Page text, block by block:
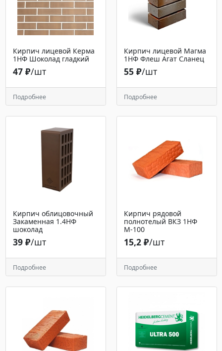
Кирпич лицевой Керма
1НФ Шоколад гладкий
47 ₽/шт
Подробнее
Кирпич лицевой Магма
1НФ Флеш Агат Сланец
55 ₽/шт
Подробнее
Кирпич облицовочный
Закаменная 1.4НФ
шоколад
39 ₽/шт
Подробнее
Кирпич рядовой
полнотелый ВКЗ 1НФ
М-100
15,2 ₽/шт
Подробнее